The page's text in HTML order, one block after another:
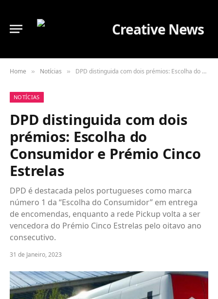
Home » Notícias » DPD distinguida com dois prémios: Escolha do Consumidor e Prémio Cinco Estrelas
NOTÍCIAS
DPD distinguida com dois
prémios: Escolha do
Consumidor e Prémio Cinco
Estrelas
DPD é destacada pelos portugueses como marca
número 1 da “Escolha do Consumidor” em entrega
de encomendas, enquanto a rede Pickup volta a ser
vencedora do Prémio Cinco Estrelas pelo oitavo ano
consecutivo.
31 de Janeiro, 2023